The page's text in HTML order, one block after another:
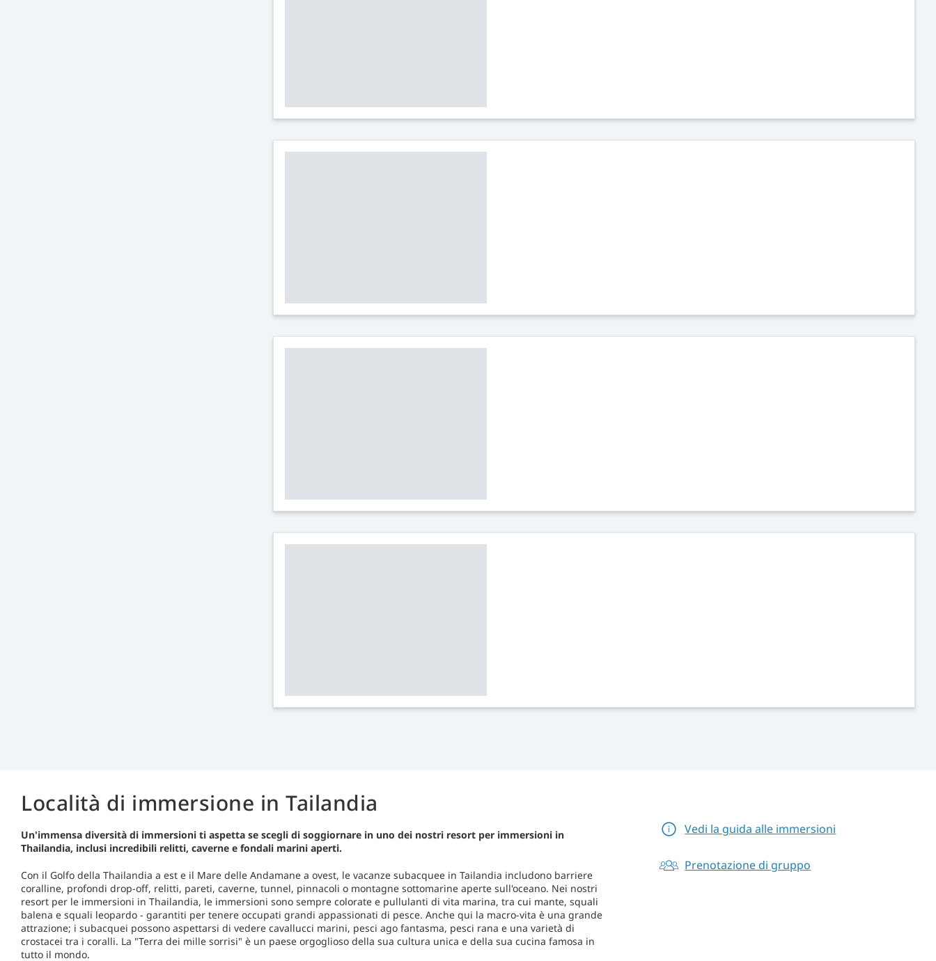
Località di immersione in Tailandia
Un'immensa diversità di immersioni ti aspetta se scegli di soggiornare in uno dei nostri resort per immersioni in
Thailandia, inclusi incredibili relitti, caverne e fondali marini aperti.
Con il Golfo della Thailandia a est e il Mare delle Andamane a ovest, le vacanze subacquee in Tailandia includono barriere
coralline, profondi drop-off, relitti, pareti, caverne, tunnel, pinnacoli o montagne sottomarine aperte sull'oceano. Nei nostri
resort per le immersioni in Thailandia, le immersioni sono sempre colorate e pullulanti di vita marina, tra cui mante, squali
balena e squali leopardo - garantiti per tenere occupati grandi appassionati di pesce. Anche qui la macro-vita è una grande
attrazione; i subacquei possono aspettarsi di vedere cavallucci marini, pesci ago fantasma, pesci rana e una varietà di
crostacei tra i coralli. La "Terra dei mille sorrisi" è un paese orgoglioso della sua cultura unica e della sua cucina famosa in
tutto il mondo.
Vedi la guida alle immersioni
Prenotazione di gruppo